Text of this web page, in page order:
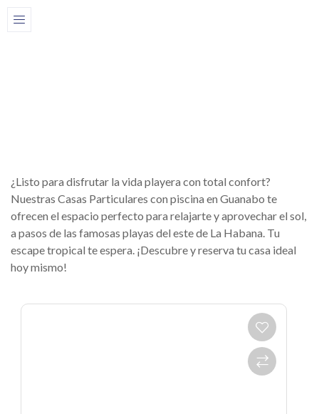
Home
¿Listo para disfrutar la vida playera con total confort?
Nuestras Casas Particulares con piscina en Guanabo te
ofrecen el espacio perfecto para relajarte y aprovechar el sol,
a pasos de las famosas playas del este de La Habana. Tu
escape tropical te espera. ¡Descubre y reserva tu casa ideal
hoy mismo!